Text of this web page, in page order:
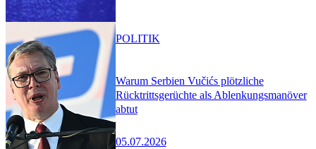
Warum Serbien Vučićs plötzliche
Rücktrittsgerüchte als Ablenkungsmanöver
abtut
05.07.2026
POLITIK